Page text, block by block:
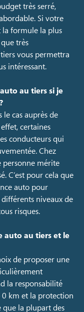
très serré,
Si votre
la formule la plus
très
vous permettra
intéressant.
au tiers si je
le cas auprès de
certaines
conducteurs qui
Chez
personne mérite
C’est pour cela que
auto pour
différents niveaux de
risques.
auto au tiers et le
de proposer une
la responsabilité
0 km et la protection
que la plupart des